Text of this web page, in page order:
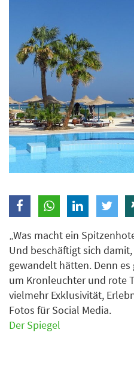
„Was macht ein
Und beschäftigt sich
gewandelt hätten. Denn
um Kronleuchter und rote
vielmehr Exklusivität,
Fotos für Social Media.
Der Spiegel
Branche
Ich möchte folgende
Tageskarte-Newsletter
Ich habe die
genommen.
Anmelden Danke,